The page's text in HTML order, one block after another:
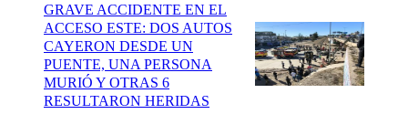
GRAVE ACCIDENTE EN EL
ACCESO ESTE: DOS AUTOS
CAYERON DESDE UN
PUENTE, UNA PERSONA
MURIÓ Y OTRAS 6
RESULTARON HERIDAS